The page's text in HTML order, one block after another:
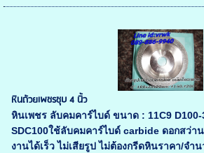
หินถ้วยเพชรชุบ 4 นิ้ว
หินเพชร ลับคมคาร์ไบด์ ขนาด : 11C9 D100-
SDC100ใช้ลับคมคาร์ไบด์ carbide ดอกสว่า
งานได้เร็ว ไม่เสียรูป ไม่ต้องกรีดหินราคา/จำ